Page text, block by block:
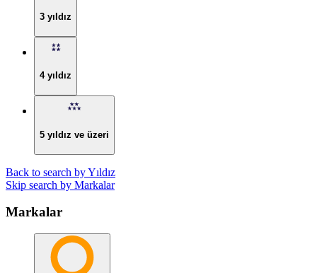
3 yıldız
4 yıldız
5 yıldız ve üzeri
Back to search by Yıldız
Skip search by Markalar
Markalar